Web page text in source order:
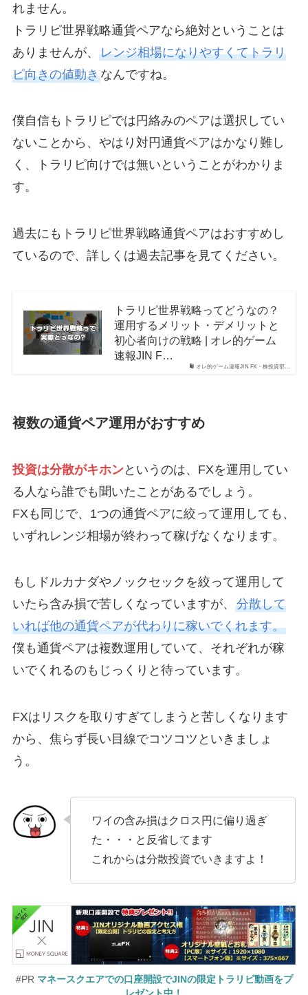
れません。
トラリピ世界戦略通貨ペアなら絶対ということは
ありませんが、 レンジ相場になりやすくてトラリ
ピ向きの値動きなんですね。
僕自信もトラリピでは円絡みのペアは選択してい
ないことから、やはり対円通貨ペアはかなり難し
く、トラリピ向けでは無いということがわかりま
す。
過去にもトラリピ世界戦略通貨ペアはおすすめし
ているので、詳しくは過去記事を見てください。
オレ的ゲーム速報JIN FX・株投資部…
トラリピ世界戦略ってどうなの？
運用するメリット・デメリットと
初心者向けの戦略 | オレ的ゲーム
速報JIN F…
複数の通貨ペア運用がおすすめ
投資は分散がキホン というのは、FXを運用してい
る人なら誰でも聞いたことがあるでしょう。
FXも同じで、1つの通貨ペアに絞って運用しても、
いずれレンジ相場が終わって稼げなくなります。
もしドルカナダやノックセックを絞って運用して
いたら含み損で苦しくなっていますが、 分散して
いれば他の通貨ペアが代わりに稼いでくれます。
僕も通貨ペアは複数運用していて、それぞれが稼
いでくれるのもじっくりと待っています。
FXはリスクを取りすぎてしまうと苦しくなります
から、焦らず長い目線でコツコツといきましょ
う。
ワイの含み損はクロス円に偏り過ぎ
た・・・と反省してます
これからは分散投資でいきますよ！
#PR マネースクエアでの口座開設でJINの限定トラリピ動画をプ